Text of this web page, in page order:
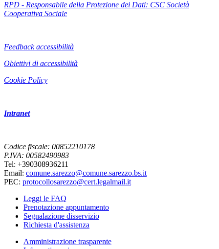
RPD - Responsabile della Protezione dei Dati: CSC Società
Cooperativa Sociale
Feedback accessibilità
Obiettivi di accessibilità
Cookie Policy
Intranet
Codice fiscale: 00852210178
P.IVA: 00582490983
Tel: +390308936211
Email: comune.sarezzo@comune.sarezzo.bs.it
PEC: protocollosarezzo@cert.legalmail.it
Leggi le FAQ
Prenotazione appuntamento
Segnalazione disservizio
Richiesta d'assistenza
Amministrazione trasparente